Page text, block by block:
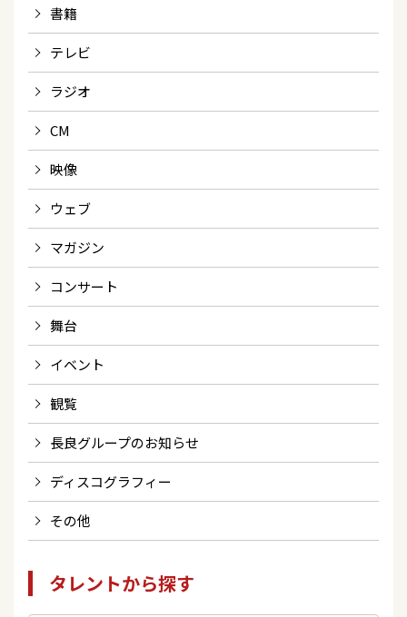
書籍
テレビ
ラジオ
CM
映像
ウェブ
マガジン
コンサート
舞台
イベント
観覧
長良グループのお知らせ
ディスコグラフィー
その他
タレントから探す